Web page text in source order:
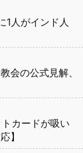
1人がインド人
会の公式見解、
カードが吸い
】